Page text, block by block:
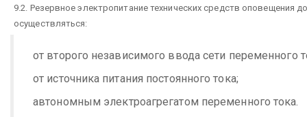
9.2. Резервное электропитание технических средств оповещения
осуществляться:
от второго независимого ввода сети переменного
от источника питания постоянного тока;
автономным электроагрегатом переменного тока.